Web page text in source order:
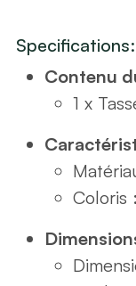
Specifications:
Contenu
1 x
Coloris